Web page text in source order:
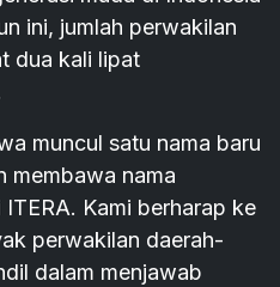
ini, jumlah perwakilan
dua kali lipat
muncul satu nama baru
membawa nama
Kami berharap ke
perwakilan daerah-
dalam menjawab